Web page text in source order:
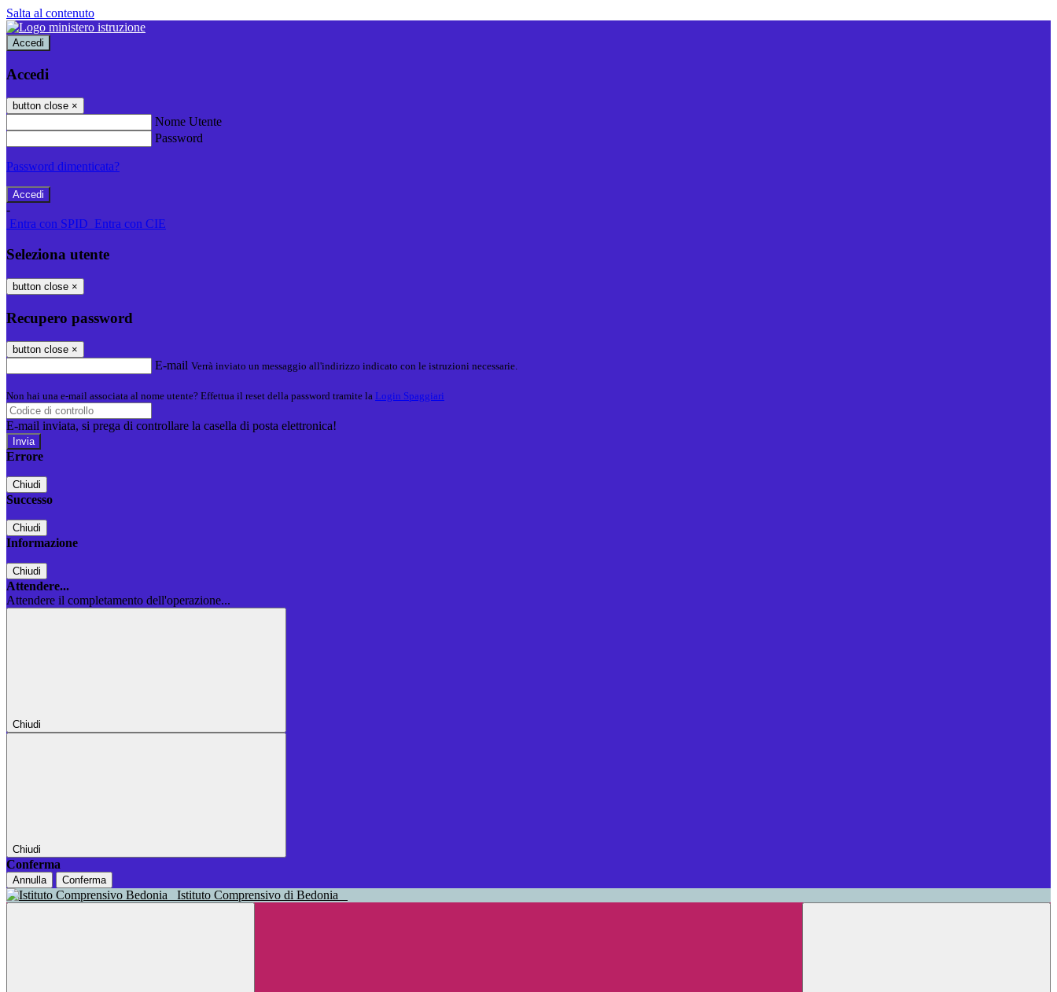
Salta al contenuto
Accedi
Accedi
button close ×
Nome Utente
Password
Password dimenticata?
-
Entra con SPID Entra con CIE
Seleziona utente
button close ×
Recupero password
button close ×
E-mail Verrà inviato un messaggio all'indirizzo indicato con le istruzioni necessarie.
Non hai una e-mail associata al nome utente? Effettua il reset della password tramite la Login Spaggiari
E-mail inviata, si prega di controllare la casella di posta elettronica!
Errore
Chiudi
Successo
Chiudi
Informazione
Chiudi
Attendere...
Attendere il completamento dell'operazione...
Chiudi
Chiudi
Conferma
Annulla Conferma
Istituto Comprensivo di Bedonia